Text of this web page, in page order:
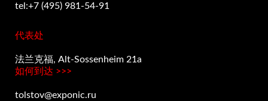
tel:+7 (495) 981-54-91
代表处
法兰克福, Alt-Sossenheim 21a
tolstov@exponic.ru
如何到达 >>>